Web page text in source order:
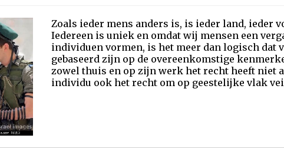
Zoals ieder mens anders is, is ieder land, ieder
Iedereen is uniek en omdat wij mensen een
individuen vormen, is het meer dan logisch dat
gebaseerd zijn op de overeenkomstige
zowel thuis en op zijn werk het recht heeft niet
individu ook het recht om op geestelijke vlak